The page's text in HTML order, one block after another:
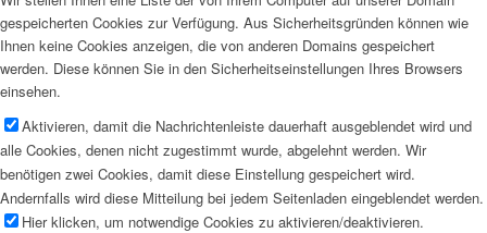
gespeicherten Cookies zur Verfügung. Aus Sicherheitsgründen können wie
Ihnen keine Cookies anzeigen, die von anderen Domains gespeichert
werden. Diese können Sie in den Sicherheitseinstellungen Ihres Browsers
einsehen.
Aktivieren, damit die Nachrichtenleiste dauerhaft ausgeblendet wird und
alle Cookies, denen nicht zugestimmt wurde, abgelehnt werden. Wir
benötigen zwei Cookies, damit diese Einstellung gespeichert wird.
Andernfalls wird diese Mitteilung bei jedem Seitenladen eingeblendet werden.
Hier klicken, um notwendige Cookies zu aktivieren/deaktivieren.